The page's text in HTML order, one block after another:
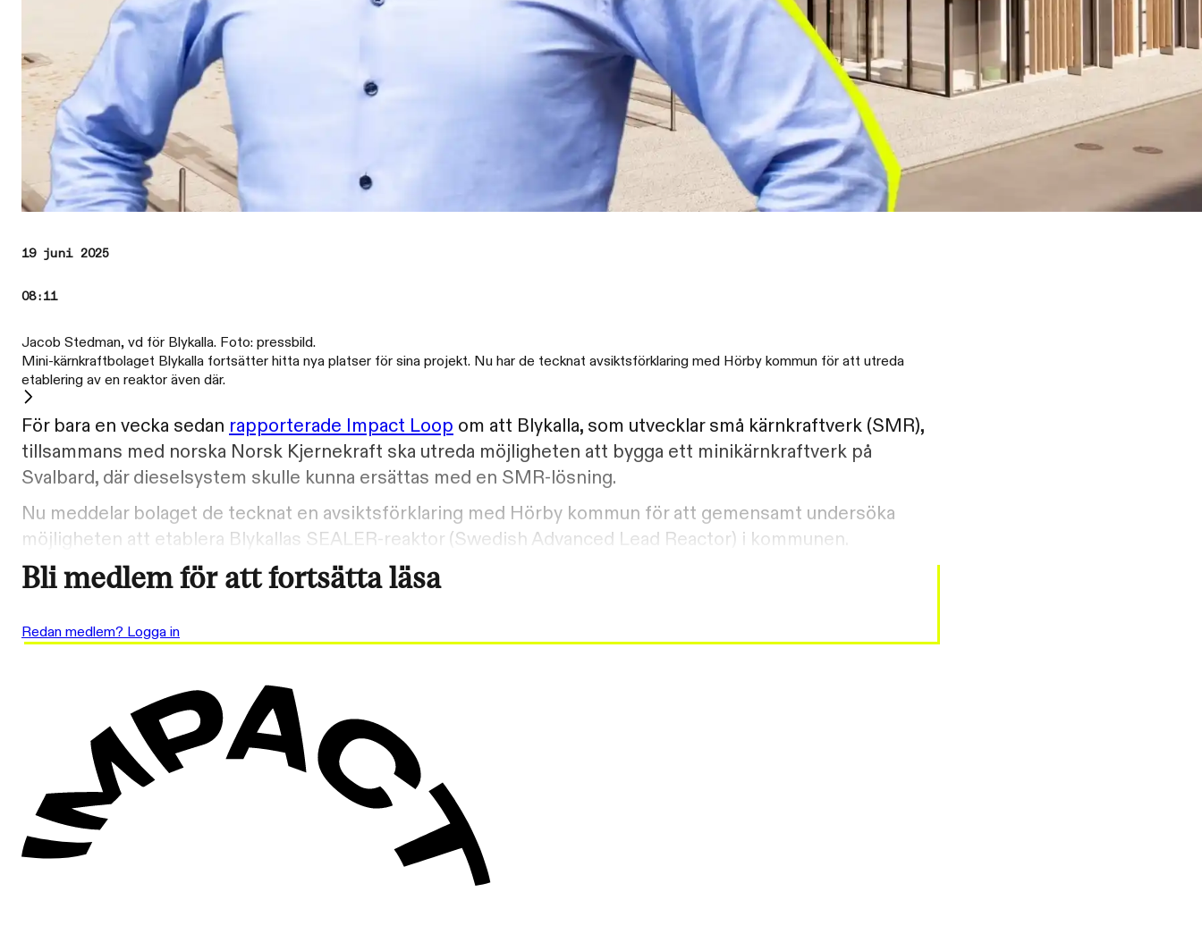
19 juni 2025
08:11
Jacob Stedman, vd för Blykalla. Foto: pressbild.
Mini-kärnkraftbolaget Blykalla fortsätter hitta nya platser för sina projekt. Nu har de tecknat avsiktsförklaring med Hörby kommun för att utreda
etablering av en reaktor även där.
För bara en vecka sedan rapporterade Impact Loop om att Blykalla, som utvecklar små kärnkraftverk (SMR),
tillsammans med norska Norsk Kjernekraft ska utreda möjligheten att bygga ett minikärnkraftverk på
Svalbard, där dieselsystem skulle kunna ersättas med en SMR-lösning.
Nu meddelar bolaget de tecknat en avsiktsförklaring med Hörby kommun för att gemensamt undersöka
möjligheten att etablera Blykallas SEALER-reaktor (Swedish Advanced Lead Reactor) i kommunen.
Bli medlem för att fortsätta läsa
Redan medlem? Logga in